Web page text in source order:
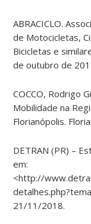
ABRACICLO.
de Motocicletas,
Bicicletas e
de outubro de
COCCO, Rodrigo
Mobilidade na
Florianópolis.
DETRAN (PR) –
em:
<http://
21/11/2018.